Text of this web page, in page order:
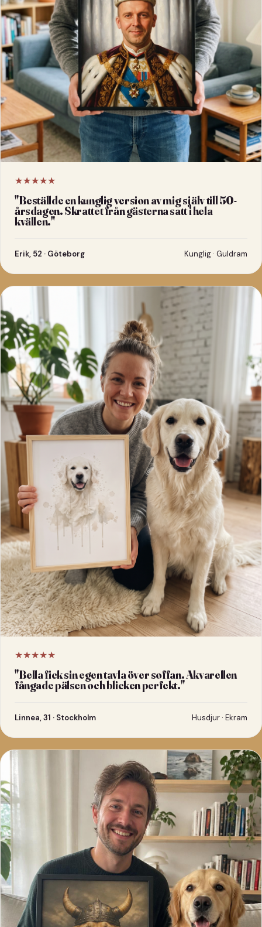
★★★★★
"Beställde en kunglig version av mig själv till 50-
årsdagen. Skrattet från gästerna satt i hela
kvällen."
Erik, 52 · Göteborg Kunglig · Guldram
★★★★★
"Bella fick sin egen tavla över soffan. Akvarellen
fångade pälsen och blicken perfekt."
Linnea, 31 · Stockholm Husdjur · Ekram